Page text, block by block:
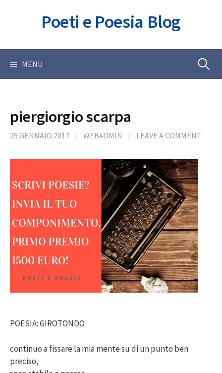
Poeti e Poesia Blog
MENU Ricerca
piergiorgio scarpa
25 GENNAIO 2017 / WEBADMIN / LEAVE A COMMENT
POESIA: GIROTONDO
continuo a fissare la mia mente su di un punto ben
preciso,